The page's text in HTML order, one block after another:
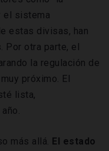
el sistema
estas divisas, han
Por otra parte, el
la regulación de
próximo. El
lista,
más allá. El estado